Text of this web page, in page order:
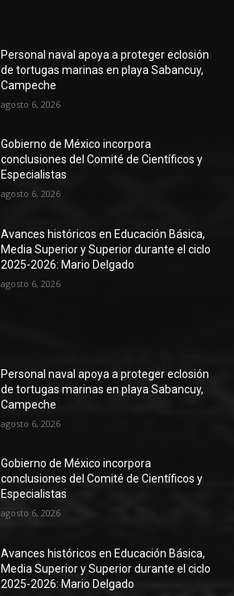
Personal naval apoya a proteger eclosión
de tortugas marinas en playa Sabancuy,
Campeche
agosto 6, 2026
Gobierno de México incorpora
conclusiones del Comité de Científicos y
Especialistas
agosto 6, 2026
Avances históricos en Educación Básica,
Media Superior y Superior durante el ciclo
2025-2026: Mario Delgado
agosto 6, 2026
Personal naval apoya a proteger eclosión
de tortugas marinas en playa Sabancuy,
Campeche
agosto 6, 2026
Gobierno de México incorpora
conclusiones del Comité de Científicos y
Especialistas
agosto 6, 2026
Avances históricos en Educación Básica,
Media Superior y Superior durante el ciclo
2025-2026: Mario Delgado